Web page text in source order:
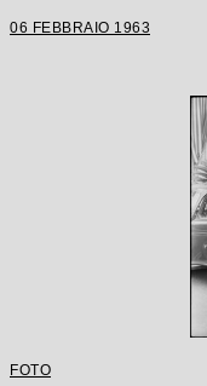
06 FEBBRAIO 1963
FOTO